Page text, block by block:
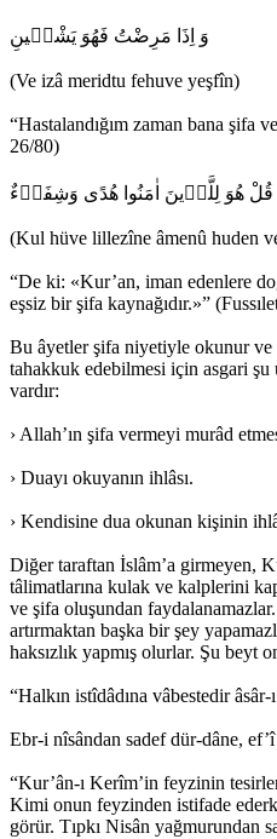
وَ اِذَا مَرِضْتُ فَهُوَ يَشْف۪ينِ
(Ve izâ meridtu fehuve yeşfîn)
“Hastalandığım zaman bana şifa
26/80)
قُلْ هُوَ لِلَّذ۪ينَ اٰمَنُوا هُدًى وَشِفَاۤءٌ
(Kul hüve lillezîne âmenû huden
“De ki: «Kur’an, iman edenlere
eşsiz bir şifa kaynağıdır.»”
Bu âyetler şifa niyetiyle okunur ve
tahakkuk edebilmesi için asgari
vardır:
› Allah’ın şifa vermeyi murâd
› Duayı okuyanın ihlâsı.
› Kendisine dua okunan kişinin
Diğer taraftan İslâm’a girmeyen,
tâlimatlarına kulak ve kalplerini
ve şifa oluşundan
artırmaktan başka bir şey
haksızlık yapmış olurlar. Şu beyt
“Halkın istîdâdına vâbestedir âsâr-
Ebr-i nîsândan sadef dür-dâne,
“Kur’ân-ı Kerîm’in feyzinin
Kimi onun feyzinden istifade
görür. Tıpkı Nisân yağmurundan